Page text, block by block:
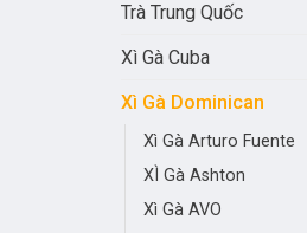
Trà Trung Quốc
Xì Gà Cuba
Xì Gà Dominican
Xì Gà Arturo Fuente
XÌ Gà Ashton
Xì Gà AVO